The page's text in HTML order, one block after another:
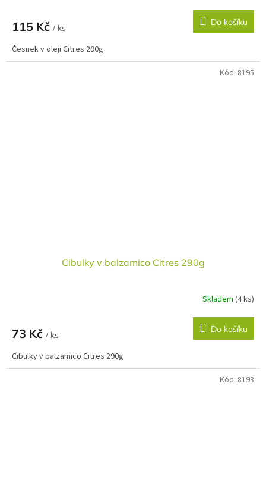
115 Kč / ks
Do košíku
Česnek v oleji Citres 290g
Cibulky v balzamico Citres 290g
Skladem (4 ks)
73 Kč / ks
Do košíku
Cibulky v balzamico Citres 290g
Kód: 8195
Kód: 8193